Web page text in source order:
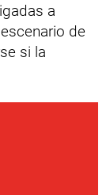
a
de
si la